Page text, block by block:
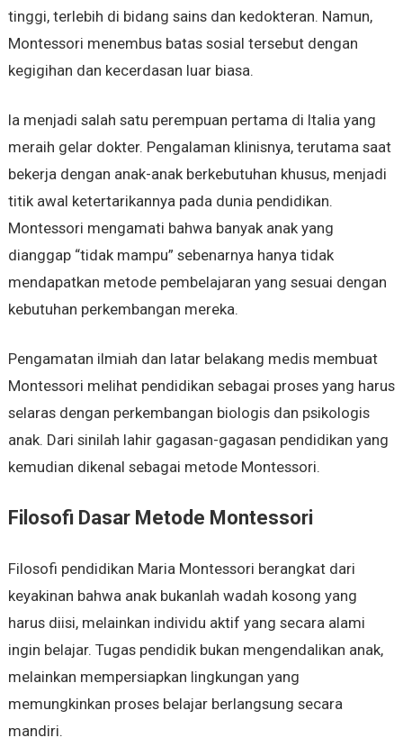
tinggi, terlebih di bidang sains dan kedokteran. Namun,
Montessori menembus batas sosial tersebut dengan
kegigihan dan kecerdasan luar biasa.
Ia menjadi salah satu perempuan pertama di Italia yang
meraih gelar dokter. Pengalaman klinisnya, terutama saat
bekerja dengan anak-anak berkebutuhan khusus, menjadi
titik awal ketertarikannya pada dunia pendidikan.
Montessori mengamati bahwa banyak anak yang
dianggap “tidak mampu” sebenarnya hanya tidak
mendapatkan metode pembelajaran yang sesuai dengan
kebutuhan perkembangan mereka.
Pengamatan ilmiah dan latar belakang medis membuat
Montessori melihat pendidikan sebagai proses yang harus
selaras dengan perkembangan biologis dan psikologis
anak. Dari sinilah lahir gagasan-gagasan pendidikan yang
kemudian dikenal sebagai metode Montessori.
Filosofi Dasar Metode Montessori
Filosofi pendidikan Maria Montessori berangkat dari
keyakinan bahwa anak bukanlah wadah kosong yang
harus diisi, melainkan individu aktif yang secara alami
ingin belajar. Tugas pendidik bukan mengendalikan anak,
melainkan mempersiapkan lingkungan yang
memungkinkan proses belajar berlangsung secara
mandiri.